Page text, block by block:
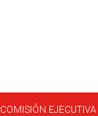
COMISIÓN